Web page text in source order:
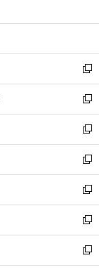
開
ン
ウ
で
開
く
ウ
ン
ド
ウ
で
開
く
新
し
い
ウ
ィ
ン
ド
ウ
で
開
く
新
し
い
ウ
ィ
ン
ド
ウ
で
開
く
新
し
い
ウ
ィ
ン
ド
ウ
で
開
新
し
い
ウ
ィ
ン
ド
ウ
新
し
い
ウ
ィ
ン
新
し
い
ウ
新
し